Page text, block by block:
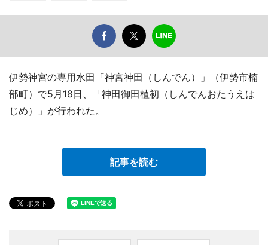
伊勢神宮の専用水田「神宮神田（しんでん）」（伊勢市楠
部町）で5月18日、「神田御田植初（しんでんおたうえは
じめ）」が行われた。
記事を読む